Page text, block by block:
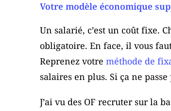
Votre modèle économique
Un salarié, c’est un coût fixe.
obligatoire. En face, il vous
Reprenez votre méthode de
salaires en plus. Si ça ne
J’ai vu des OF recruter sur la